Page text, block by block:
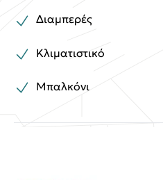
Διαμπερές
Κλιματιστικό
Μπαλκόνι